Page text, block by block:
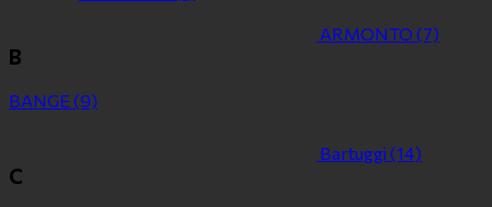
ARMONTO (7)
B
BANGE (9)
Bartuggi (14)
C